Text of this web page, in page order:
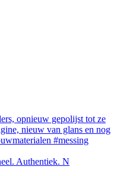
Authentiek. N